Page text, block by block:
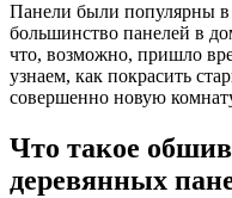
Панели были популярны в
большинство панелей в
что, возможно, пришло
узнаем, как покрасить
совершенно новую
Что такое
деревянных